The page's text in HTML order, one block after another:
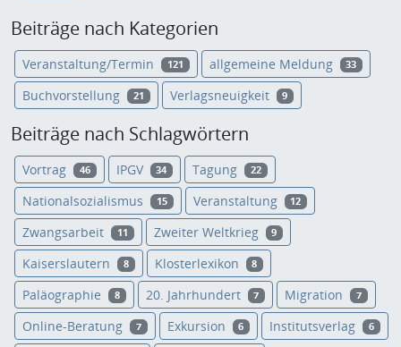
Beiträge nach Kategorien
Veranstaltung/Termin 121 allgemeine Meldung 33
Buchvorstellung 21 Verlagsneuigkeit 9
Beiträge nach Schlagwörtern
Vortrag 46 IPGV 34 Tagung 22
Nationalsozialismus 15 Veranstaltung 12
Zwangsarbeit 11 Zweiter Weltkrieg 9
Kaiserslautern 8 Klosterlexikon 8
Paläographie 8 20. Jahrhundert 7 Migration 7
Online-Beratung 7 Exkursion 6 Institutsverlag 6